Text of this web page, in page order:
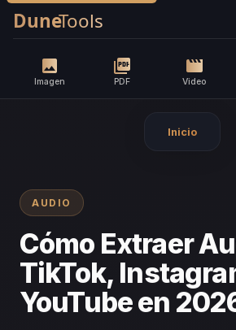
Imagen PDF Video
Inicio
AUDIO
Cómo Extraer
TikTok,
YouTube en